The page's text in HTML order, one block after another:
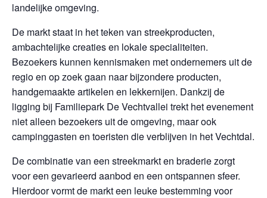
landelijke omgeving.
De markt staat in het teken van streekproducten,
ambachtelijke creaties en lokale specialiteiten.
Bezoekers kunnen kennismaken met ondernemers uit de
regio en op zoek gaan naar bijzondere producten,
handgemaakte artikelen en lekkernijen. Dankzij de
ligging bij Familiepark De Vechtvallei trekt het evenement
niet alleen bezoekers uit de omgeving, maar ook
campinggasten en toeristen die verblijven in het Vechtdal.
De combinatie van een streekmarkt en braderie zorgt
voor een gevarieerd aanbod en een ontspannen sfeer.
Hierdoor vormt de markt een leuke bestemming voor